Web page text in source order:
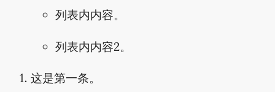
列表内内容。
列表内内容2。
这是第一条。